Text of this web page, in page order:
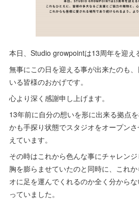
本日、Studio growpointは13周年を迎え
無事にこの日を迎える事が出来たのも
いる皆様のおかげです。
心より深く感謝申し上げます。
13年前に自分の想いを形に出来る拠点
かも手探り状態でスタジオをオープン
えています。
その時はこれから色んな事にチャレン
胸を膨らませていたのと同時に、これ
オに足を運んでくれるのか全く分から
っていました。